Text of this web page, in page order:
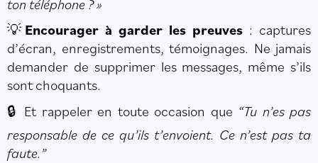
ton téléphone ? »
💡 Encourager à garder les preuves : captures
d’écran, enregistrements, témoignages. Ne jamais
demander de supprimer les messages, même s’ils
sont choquants.
🔒 Et rappeler en toute occasion que “Tu n’es pas
responsable de ce qu’ils t’envoient. Ce n’est pas ta
faute.”